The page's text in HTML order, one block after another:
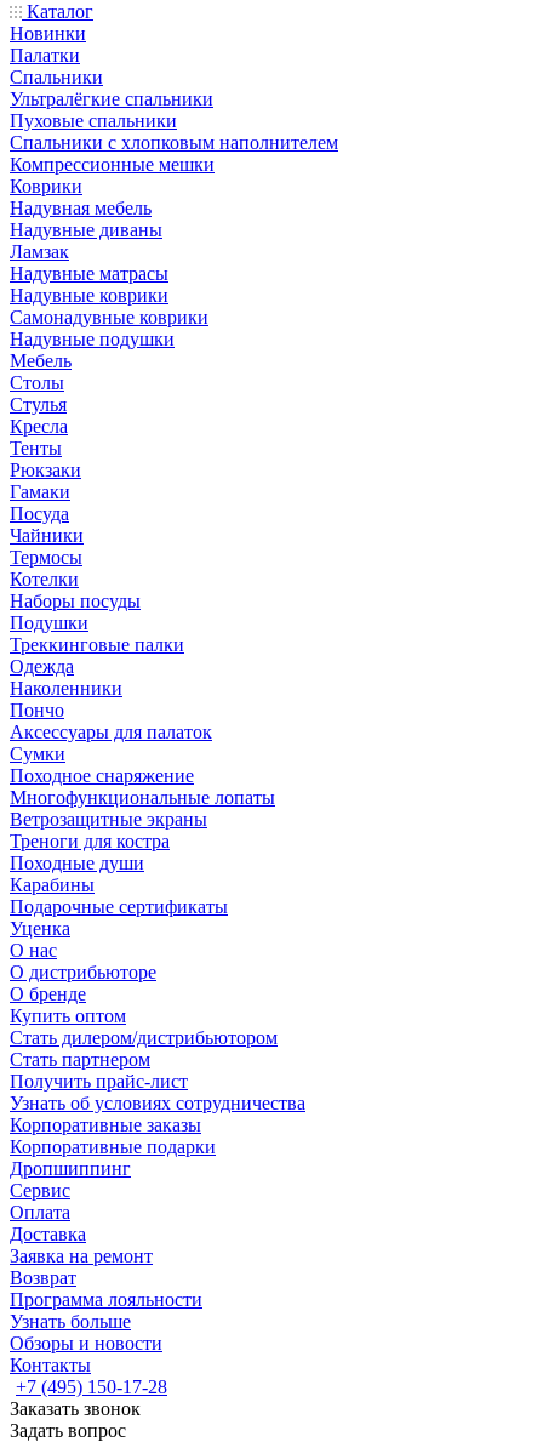
Каталог
Новинки
Палатки
Спальники
Ультралёгкие спальники
Пуховые спальники
Спальники с хлопковым наполнителем
Компрессионные мешки
Коврики
Надувная мебель
Надувные диваны
Ламзак
Надувные матрасы
Надувные коврики
Самонадувные коврики
Надувные подушки
Мебель
Столы
Стулья
Кресла
Тенты
Рюкзаки
Гамаки
Посуда
Чайники
Термосы
Котелки
Наборы посуды
Подушки
Треккинговые палки
Одежда
Наколенники
Пончо
Аксессуары для палаток
Сумки
Походное снаряжение
Многофункциональные лопаты
Ветрозащитные экраны
Треноги для костра
Походные души
Карабины
Подарочные сертификаты
Уценка
О нас
О дистрибьюторе
О бренде
Купить оптом
Стать дилером/дистрибьютором
Стать партнером
Получить прайс-лист
Узнать об условиях сотрудничества
Корпоративные заказы
Корпоративные подарки
Дропшиппинг
Сервис
Оплата
Доставка
Заявка на ремонт
Возврат
Программа лояльности
Узнать больше
Обзоры и новости
Контакты
+7 (495) 150-17-28
Заказать звонок
Задать вопрос